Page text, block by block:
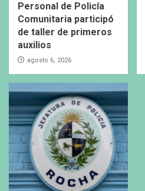
Personal de Policía
Comunitaria participó
de taller de primeros
auxilios
agosto 6, 2026